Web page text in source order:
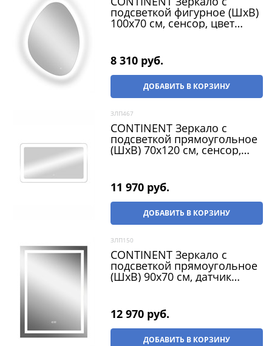
подсветкой фигурное (ШxВ)
100x70 см, сенсор, цвет
8 310 руб.
ДОБАВИТЬ В КОРЗИНУ
ЗЛП467
CONTINENT Зеркало с
подсветкой прямоугольное
(ШxВ) 70x120 см, сенсор,
11 970 руб.
ДОБАВИТЬ В КОРЗИНУ
ЗЛП150
CONTINENT Зеркало с
подсветкой прямоугольное
(ШxВ) 90x70 см, датчик
12 970 руб.
ДОБАВИТЬ В КОРЗИНУ